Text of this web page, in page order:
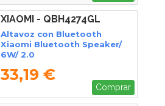
XIAOMI - QBH4274GL
Altavoz con Bluetooth
Xiaomi Bluetooth Speaker/
6W/ 2.0
33,19 €
Comprar